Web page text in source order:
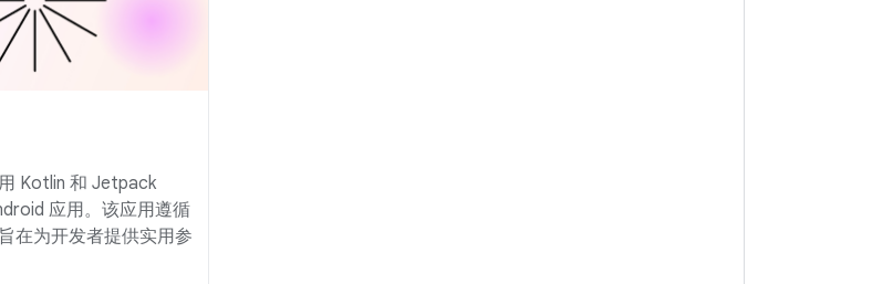
Kotlin 和 Jetpack
应用。该应用遵循
在为开发者提供实用参